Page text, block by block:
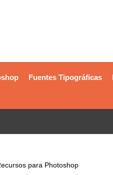
Fuentes Tipográficas
para Photoshop